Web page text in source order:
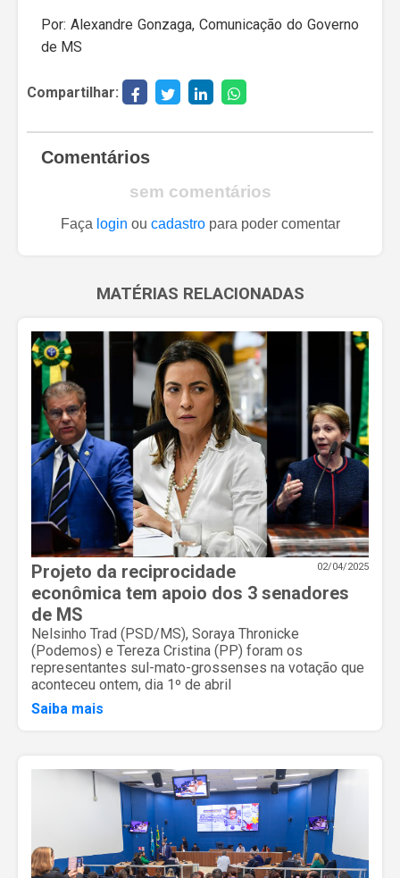
Por: Alexandre Gonzaga, Comunicação do Governo
de MS
Compartilhar:
Comentários
sem comentários
Faça login ou cadastropara poder comentar
MATÉRIAS RELACIONADAS
02/04/2025
Projeto da reciprocidade
econômica tem apoio dos 3 senadores
de MS
Nelsinho Trad (PSD/MS), Soraya Thronicke
(Podemos) e Tereza Cristina (PP) foram os
representantes sul-mato-grossenses na votação que
aconteceu ontem, dia 1º de abril
Saiba mais